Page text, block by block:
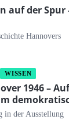
auf der Spur
Hannovers
WISSEN
1946 –
in der Ausstellung